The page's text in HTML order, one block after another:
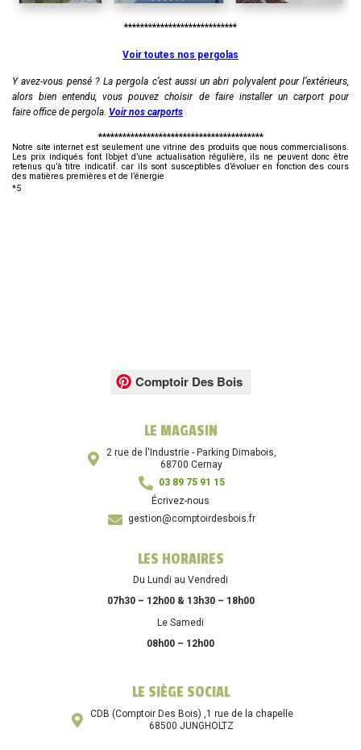
****************************
Voir toutes nos pergolas
Y avez-vous pensé ? La pergola c’est aussi un abri polyvalent pour l’extérieurs,
alors bien entendu, vous pouvez choisir de faire installer un carport pour
faire office de pergola. Voir nos carports
*****************************************
Notre site internet est seulement une vitrine des produits que nous commercialisons.
Les prix indiqués font l’objet d’une actualisation régulière, ils ne peuvent donc être
retenus qu’à titre indicatif. car ils sont susceptibles d’évoluer en fonction des cours
des matières premières et de l’énergie
*5
Comptoir Des Bois
LE MAGASIN
2 rue de l'Industrie - Parking Dimabois,
68700 Cernay
03 89 75 91 15
Écrivez-nous
gestion@comptoirdesbois.fr
LES HORAIRES
Du Lundi au Vendredi
07h30 – 12h00 & 13h30 – 18h00
Le Samedi
08h00 – 12h00
LE SIÈGE SOCIAL
CDB (Comptoir Des Bois) ,1 rue de la chapelle
68500 JUNGHOLTZ